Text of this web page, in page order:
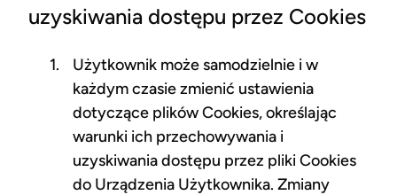
uzyskiwania dostępu przez Cookies
Użytkownik może samodzielnie i w
każdym czasie zmienić ustawienia
dotyczące plików Cookies, określając
warunki ich przechowywania i
uzyskiwania dostępu przez pliki Cookies
do Urządzenia Użytkownika. Zmiany